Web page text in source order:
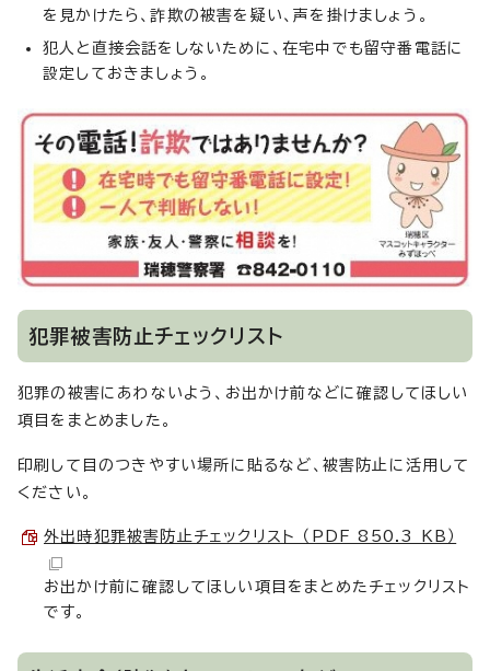
を見かけたら、詐欺の被害を疑い、声を掛けましょう。
犯人と直接会話をしないために、在宅中でも留守番電話に
設定しておきましょう。
犯罪被害防止チェックリスト
犯罪の被害にあわないよう、お出かけ前などに確認してほしい
項目をまとめました。
印刷して目のつきやすい場所に貼るなど、被害防止に活用して
ください。
外出時犯罪被害防止チェックリスト （PDF 850.3 KB）
お出かけ前に確認してほしい項目をまとめたチェックリスト
です。